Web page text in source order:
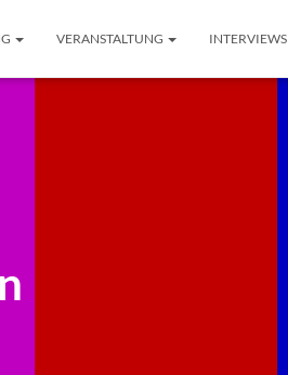
VERANSTALTUNG INTERVIEWS